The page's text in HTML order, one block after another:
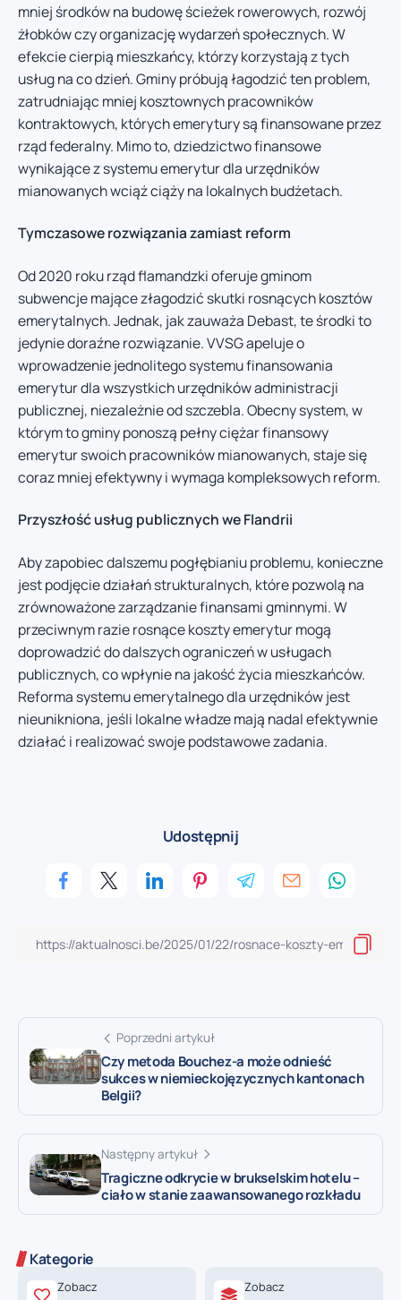
mniej środków na budowę ścieżek rowerowych, rozwój
żłobków czy organizację wydarzeń społecznych. W
efekcie cierpią mieszkańcy, którzy korzystają z tych
usług na co dzień. Gminy próbują łagodzić ten problem,
zatrudniając mniej kosztownych pracowników
kontraktowych, których emerytury są finansowane przez
rząd federalny. Mimo to, dziedzictwo finansowe
wynikające z systemu emerytur dla urzędników
mianowanych wciąż ciąży na lokalnych budżetach.
Tymczasowe rozwiązania zamiast reform
Od 2020 roku rząd flamandzki oferuje gminom
subwencje mające złagodzić skutki rosnących kosztów
emerytalnych. Jednak, jak zauważa Debast, te środki to
jedynie doraźne rozwiązanie. VVSG apeluje o
wprowadzenie jednolitego systemu finansowania
emerytur dla wszystkich urzędników administracji
publicznej, niezależnie od szczebla. Obecny system, w
którym to gminy ponoszą pełny ciężar finansowy
emerytur swoich pracowników mianowanych, staje się
coraz mniej efektywny i wymaga kompleksowych reform.
Przyszłość usług publicznych we Flandrii
Aby zapobiec dalszemu pogłębianiu problemu, konieczne
jest podjęcie działań strukturalnych, które pozwolą na
zrównoważone zarządzanie finansami gminnymi. W
przeciwnym razie rosnące koszty emerytur mogą
doprowadzić do dalszych ograniczeń w usługach
publicznych, co wpłynie na jakość życia mieszkańców.
Reforma systemu emerytalnego dla urzędników jest
nieunikniona, jeśli lokalne władze mają nadal efektywnie
działać i realizować swoje podstawowe zadania.
Udostępnij
Poprzedni artykuł
Czy metoda Bouchez-a może odnieść
sukces w niemieckojęzycznych kantonach
Belgii?
Następny artykuł
Tragiczne odkrycie w brukselskim hotelu –
ciało w stanie zaawansowanego rozkładu
Kategorie
Zobacz Zobacz